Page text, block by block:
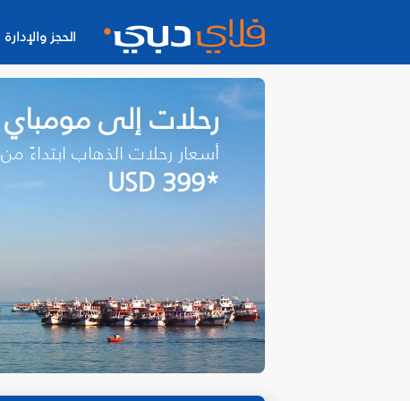
الحجز والإدارة
رحلات إلى مومباي
أسعار رحلات الذهاب ابتداءً من
*USD 399